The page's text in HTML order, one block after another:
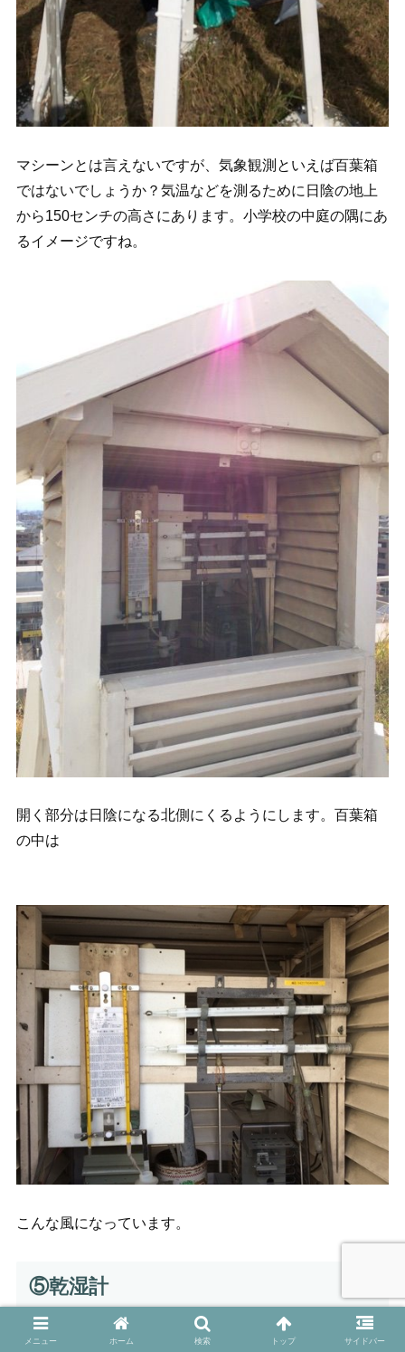
マシーンとは言えないですが、気象観測といえば百葉箱
ではないでしょうか？気温などを測るために日陰の地上
から150センチの高さにあります。小学校の中庭の隅にあ
るイメージですね。
開く部分は日陰になる北側にくるようにします。百葉箱
の中は
こんな風になっています。
⑤乾湿計
メニュー ホーム 検索 トップ サイドバー